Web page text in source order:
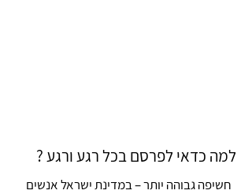
למה כדאי לפרסם בכל רגע ורגע ?
חשיפה גבוהה יותר – במדינת ישראל אנשים